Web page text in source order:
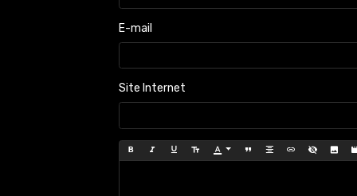
E-mail
Site Internet